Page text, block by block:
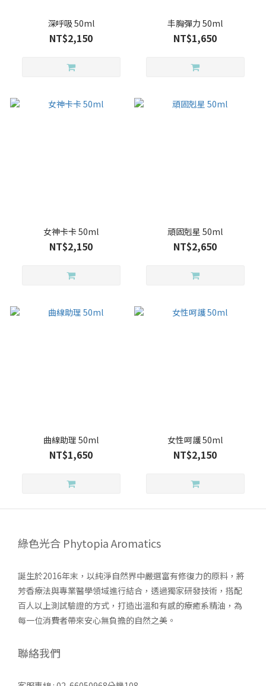
深呼吸 50ml
NT$2,150
丰胸彈力 50ml
NT$1,650
女神卡卡 50ml
NT$2,150
頑固剋星 50ml
NT$2,650
曲線助理 50ml
NT$1,650
女性呵護 50ml
NT$2,150
綠色光合 Phytopia Aromatics
誕生於2016年末，以純淨自然界中嚴選富有修復力的原料，將
芳香療法與專業醫學領域進行結合，透過獨家研發技術，搭配
百人以上測試驗證的方式，打造出溫和有感的療癒系精油，為
每一位消費者帶來安心無負擔的自然之美。
聯絡我們